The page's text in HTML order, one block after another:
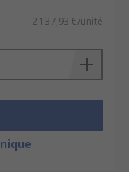
2 137,93 €/unité